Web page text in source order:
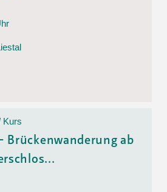
Kurs
Brückenwanderung ab